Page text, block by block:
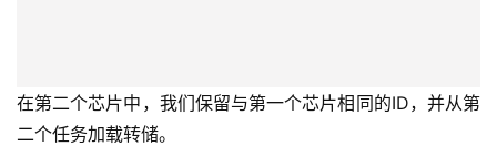
在第二个芯片中，我们保留与第一个芯片相同的ID，并从第
二个任务加载转储。